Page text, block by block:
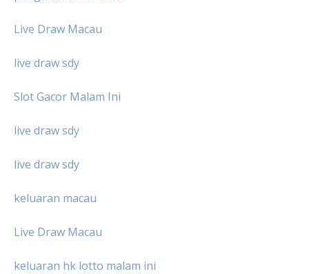
Live Draw Macau
live draw sdy
Slot Gacor Malam Ini
live draw sdy
live draw sdy
keluaran macau
Live Draw Macau
keluaran hk lotto malam ini